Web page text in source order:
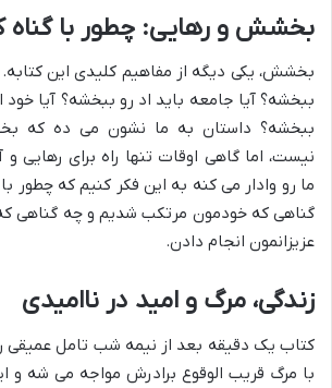
بخشش و رهایی: چطور با گناه
بخشش، یکی دیگه از مفاهیم کلیدی این کتابه.
ببخشه؟ آیا جامعه باید اد رو ببخشه؟ آیا
ببخشه؟ داستان به ما نشون می ده که
نیست، اما گاهی اوقات تنها راه برای رهایی
ما رو وادار می کنه به این فکر کنیم که چطور با
گناهی که خودمون مرتکب شدیم و چه گناهی
عزیزانمون انجام دادن.
زندگی، مرگ و امید در ناامیدی
کتاب یک دقیقه بعد از نیمه شب تامل عمیقی
با مرگ قریب الوقوع برادرش مواجه می شه و